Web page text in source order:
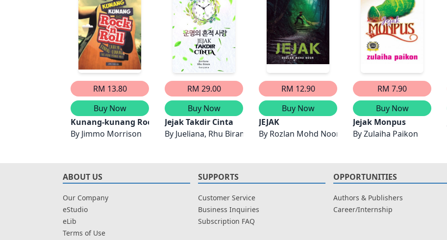
RM 13.80
Buy Now
Kunang-kunang Rock n Roll, Cahaya Kunang-kunang Tak Akan Pernah Mati
By Jimmo Morrison
RM 29.00
Buy Now
Jejak Takdir Cinta
By Jueliana, Rhu Biram, Lucyana
RM 12.90
Buy Now
​JEJAK
By Rozlan Mohd Noor
RM 7.90
Buy Now
Jejak Monpus
ByZulaiha Paikon
ABOUT US
Our Company
eStudio
eLib
Terms of Use
SUPPORTS
Customer Service
Business Inquiries
Subscription FAQ
OPPORTUNITIES
Authors & Publishers
Career/Internship